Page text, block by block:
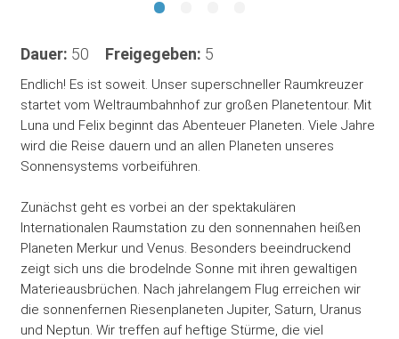
Dauer: 50 Freigegeben: 5
Endlich! Es ist soweit. Unser superschneller Raumkreuzer
startet vom Weltraumbahnhof zur großen Planetentour. Mit
Luna und Felix beginnt das Abenteuer Planeten. Viele Jahre
wird die Reise dauern und an allen Planeten unseres
Sonnensystems vorbeiführen.
Zunächst geht es vorbei an der spektakulären
Internationalen Raumstation zu den sonnennahen heißen
Planeten Merkur und Venus. Besonders beeindruckend
zeigt sich uns die brodelnde Sonne mit ihren gewaltigen
Materieausbrüchen. Nach jahrelangem Flug erreichen wir
die sonnenfernen Riesenplaneten Jupiter, Saturn, Uranus
und Neptun. Wir treffen auf heftige Stürme, die viel